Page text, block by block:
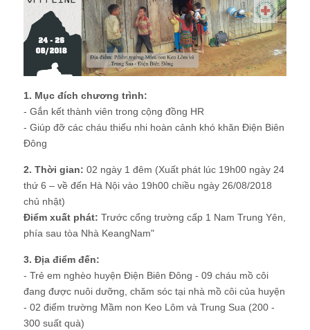
1. Mục đích chương trình:
- Gắn kết thành viên trong cộng đồng HR
- Giúp đỡ các cháu thiếu nhi hoàn cảnh khó khăn Điện Biên
Đông
2. Thời gian: 02 ngày 1 đêm (Xuất phát lúc 19h00 ngày 24
thứ 6 – về đến Hà Nội vào 19h00 chiều ngày 26/08/2018
chủ nhật)
Điểm xuất phát: Trước cổng trường cấp 1 Nam Trung Yên,
phía sau tòa Nhà KeangNam"
3. Địa điểm đến:
- Trẻ em nghèo huyện Điện Biên Đông - 09 cháu mồ côi
đang được nuôi dưỡng, chăm sóc tại nhà mồ côi của huyện
- 02 điểm trường Mầm non Keo Lôm và Trung Sua (200 -
300 suất quà)